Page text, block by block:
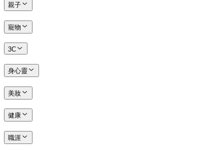
親子
寵物
3C
身心靈
美妝
健康
職涯